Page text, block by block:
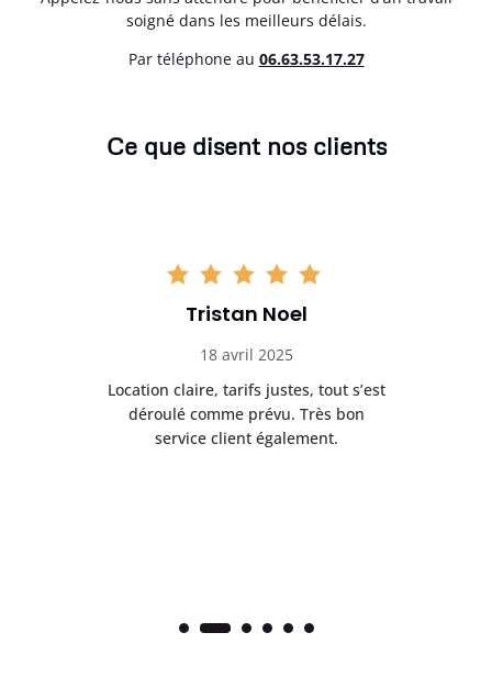
soigné dans les meilleurs délais.
Par téléphone au 06.63.53.17.27
Ce que disent nos clients
Tristan Noel
18 avril 2025
Location claire, tarifs justes, tout s’est
déroulé comme prévu. Très bon
service client également.